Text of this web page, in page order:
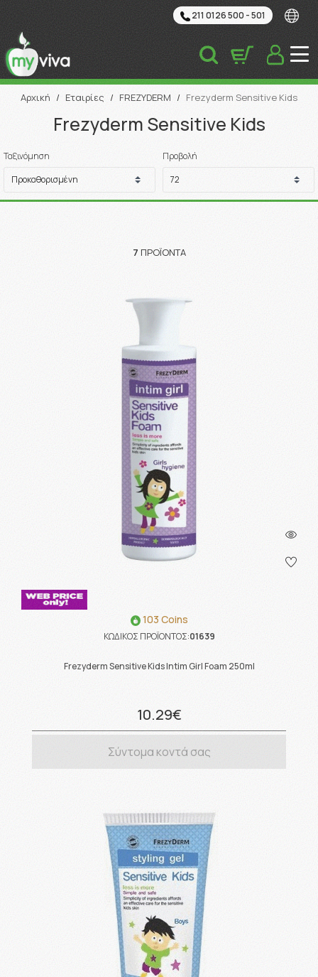
211 0126 500 - 501
Αναζήτηση
Αρχική / Εταιρίες / FREZYDERM / Frezyderm Sensitive Kids
Frezyderm Sensitive Kids
Ταξινόμηση Προβολή
7 ΠΡΟΪΌΝΤΑ
103 Coins
ΚΩΔΙΚΟΣ ΠΡΟΪΟΝΤΟΣ:01639
Frezyderm Sensitive Kids Intim Girl Foam 250ml
10.29€
Σύντομα κοντά σας